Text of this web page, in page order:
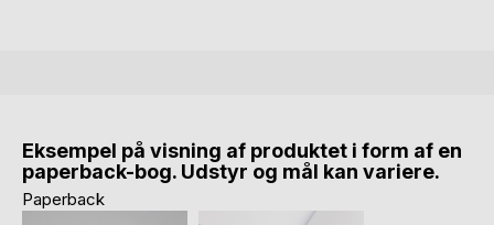
Eksempel på visning af produktet i form af en
paperback-bog. Udstyr og mål kan variere.
Paperback